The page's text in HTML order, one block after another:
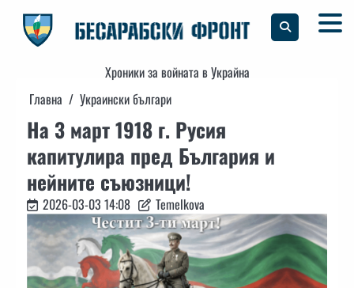
content
Хроники за войната в Украйна
Главна
Украински българи
На 3 март 1918 г. Русия
капитулира пред България и
нейните съюзници!
2026-03-03 14:08 Temelkova